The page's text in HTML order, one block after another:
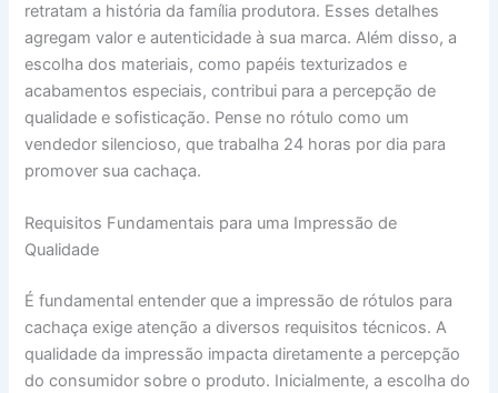
retratam a história da família produtora. Esses detalhes
agregam valor e autenticidade à sua marca. Além disso, a
escolha dos materiais, como papéis texturizados e
acabamentos especiais, contribui para a percepção de
qualidade e sofisticação. Pense no rótulo como um
vendedor silencioso, que trabalha 24 horas por dia para
promover sua cachaça.
Requisitos Fundamentais para uma Impressão de
Qualidade
É fundamental entender que a impressão de rótulos para
cachaça exige atenção a diversos requisitos técnicos. A
qualidade da impressão impacta diretamente a percepção
do consumidor sobre o produto. Inicialmente, a escolha do